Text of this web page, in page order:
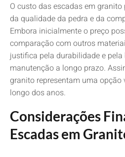
O custo das escadas em
da qualidade da pedra e da
Embora inicialmente o preço
comparação com outros
justifica pela durabilidade e
manutenção a longo prazo.
granito representam uma
longo dos anos.
Considerações
Escadas em